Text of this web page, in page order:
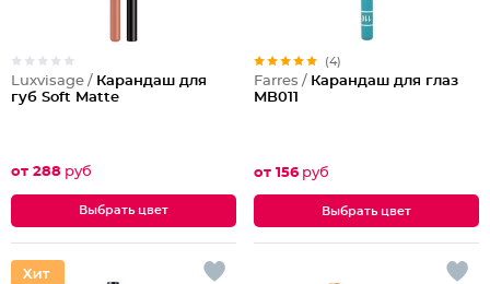
Luxvisage / Карандаш для
губ Soft Matte
от 288 руб
Выбрать цвет
(4)
Farres / Карандаш для глаз
MB011
от 156 руб
Выбрать цвет